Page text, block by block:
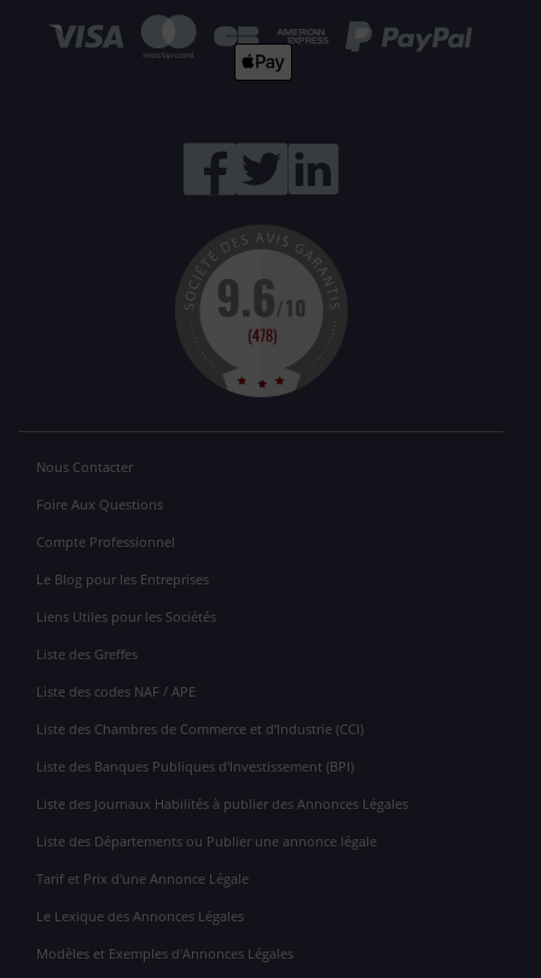
Nous Contacter
Foire Aux Questions
Compte Professionnel
Le Blog pour les Entreprises
Liens Utiles pour les Sociétés
Liste des Greffes
Liste des codes NAF / APE
Liste des Chambres de Commerce et d'Industrie (CCI)
Liste des Banques Publiques d'Investissement (BPI)
Liste des Journaux Habilités à publier des Annonces Légales
Liste des Départements ou Publier une annonce légale
Tarif et Prix d'une Annonce Légale
Le Lexique des Annonces Légales
Modèles et Exemples d'Annonces Légales